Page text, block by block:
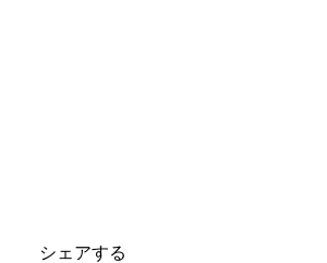
シェアする